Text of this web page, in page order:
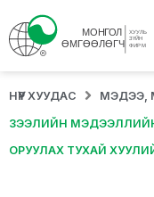
НҮҮР ХУУДАС МЭДЭЭ,
ЗЭЭЛИЙН
ОРУУЛАХ ТУХАЙ